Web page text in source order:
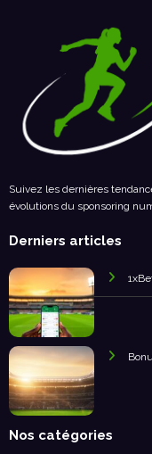
Suivez les dernières
évolutions du sponsoring
Derniers articles
Nos catégories